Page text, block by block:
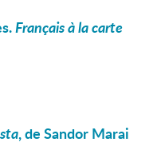
Français à la carte
, de Sandor Marai